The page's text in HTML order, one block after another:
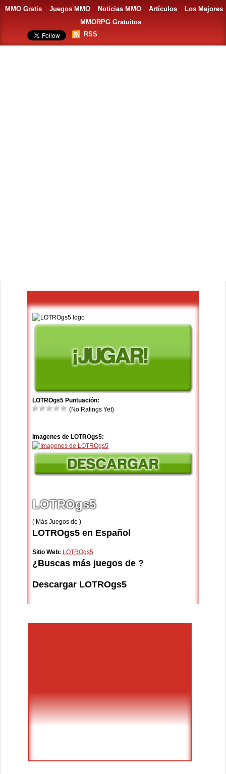
MMO Gratis Juegos MMO Noticias MMO Artículos
Los Mejores
MMORPG Gratuitos
RSS
LOTROgs5 Puntuación:
(No Ratings Yet)
Imagenes de LOTROgs5:
LOTROgs5
( Más Juegos de )
LOTROgs5 en Español
Sitio Web: LOTROgs5
¿Buscas más juegos de ?
Descargar LOTROgs5